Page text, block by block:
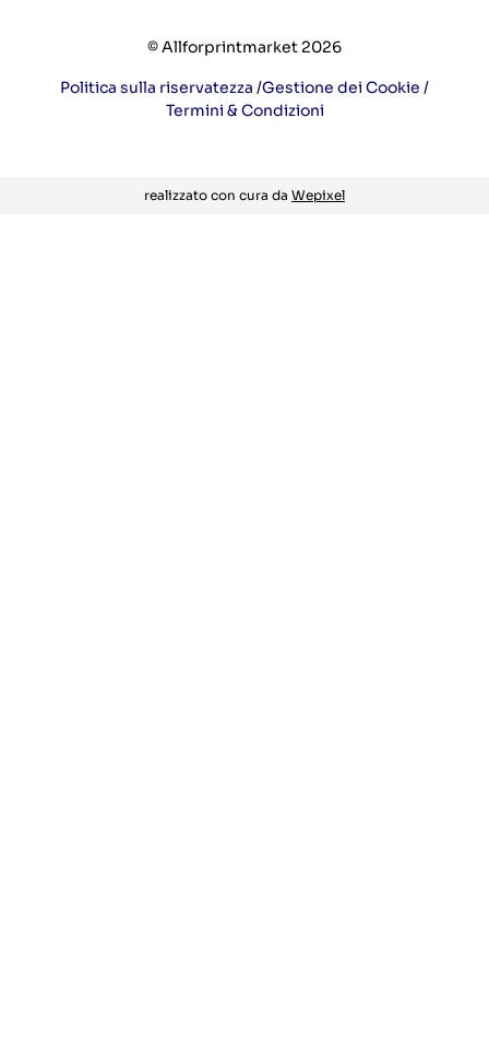
© Allforprintmarket 2026
Politica sulla riservatezza /Gestione dei Cookie /
Termini & Condizioni
realizzato con cura da Wepixel